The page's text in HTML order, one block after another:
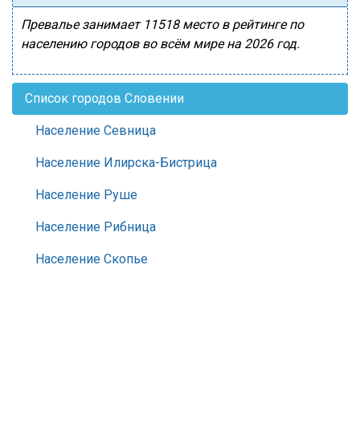
Превалье занимает 11518 место в рейтинге по
населению городов во всём мире на 2026 год.
Список городов Словении
Население Севница
Население Илирска-Бистрица
Население Руше
Население Рибница
Население Скопье